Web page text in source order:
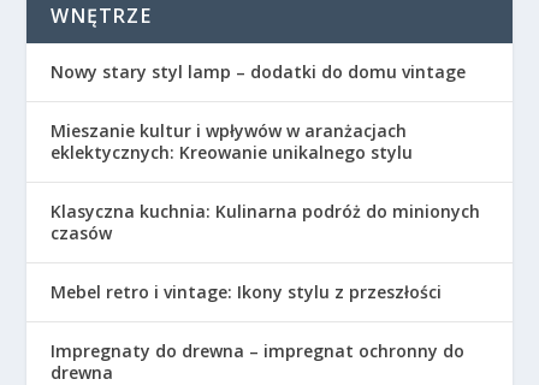
WNĘTRZE
Nowy stary styl lamp – dodatki do domu vintage
Mieszanie kultur i wpływów w aranżacjach
eklektycznych: Kreowanie unikalnego stylu
Klasyczna kuchnia: Kulinarna podróż do minionych
czasów
Mebel retro i vintage: Ikony stylu z przeszłości
Impregnaty do drewna – impregnat ochronny do
drewna